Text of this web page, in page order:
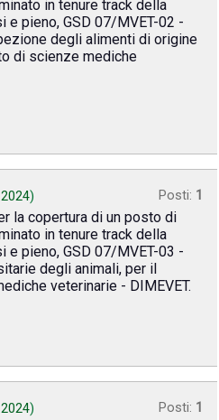
in tenure track della
e pieno, GSD 07/MVET-02 -
degli alimenti di origine
di scienze mediche
) Posti: 1
la copertura di un posto di
in tenure track della
e pieno, GSD 07/MVET-03 -
degli animali, per il
veterinarie - DIMEVET.
) Posti: 1